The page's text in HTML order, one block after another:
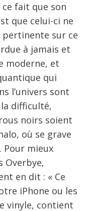
fait que son
que celui-ci ne
sur ce
à jamais et
moderne, et
qui
l’univers sont
difficulté,
noirs soient
où se grave
Pour mieux
Overbye,
en dit : « Ce
iPhone ou les
vinyle, contient